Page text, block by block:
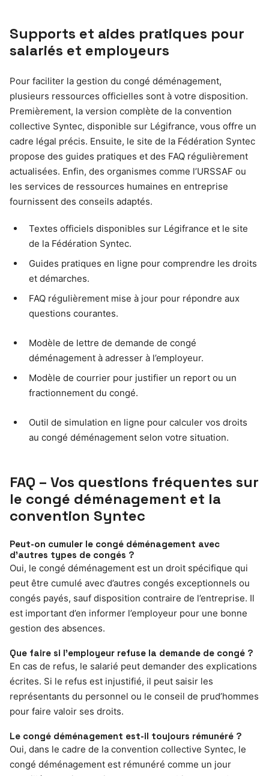
Supports et aides pratiques pour
salariés et employeurs
Pour faciliter la gestion du congé déménagement,
plusieurs ressources officielles sont à votre disposition.
Premièrement, la version complète de la convention
collective Syntec, disponible sur Légifrance, vous offre un
cadre légal précis. Ensuite, le site de la Fédération Syntec
propose des guides pratiques et des FAQ régulièrement
actualisées. Enfin, des organismes comme l’URSSAF ou
les services de ressources humaines en entreprise
fournissent des conseils adaptés.
Textes officiels disponibles sur Légifrance et le site
de la Fédération Syntec.
Guides pratiques en ligne pour comprendre les droits
et démarches.
FAQ régulièrement mise à jour pour répondre aux
questions courantes.
Modèle de lettre de demande de congé
déménagement à adresser à l’employeur.
Modèle de courrier pour justifier un report ou un
fractionnement du congé.
Outil de simulation en ligne pour calculer vos droits
au congé déménagement selon votre situation.
FAQ – Vos questions fréquentes sur
le congé déménagement et la
convention Syntec
Peut-on cumuler le congé déménagement avec
d’autres types de congés ?
Oui, le congé déménagement est un droit spécifique qui
peut être cumulé avec d’autres congés exceptionnels ou
congés payés, sauf disposition contraire de l’entreprise. Il
est important d’en informer l’employeur pour une bonne
gestion des absences.
Que faire si l’employeur refuse la demande de congé ?
En cas de refus, le salarié peut demander des explications
écrites. Si le refus est injustifié, il peut saisir les
représentants du personnel ou le conseil de prud’hommes
pour faire valoir ses droits.
Le congé déménagement est-il toujours rémunéré ?
Oui, dans le cadre de la convention collective Syntec, le
congé déménagement est rémunéré comme un jour